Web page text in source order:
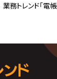
業務トレンド「電